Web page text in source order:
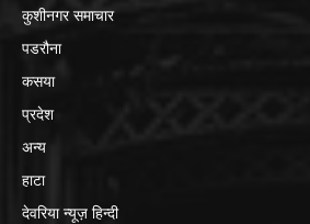
कुशीनगर समाचार
पडरौना
कसया
प्रदेश
अन्य
हाटा
देवरिया न्यूज़ हिन्दी